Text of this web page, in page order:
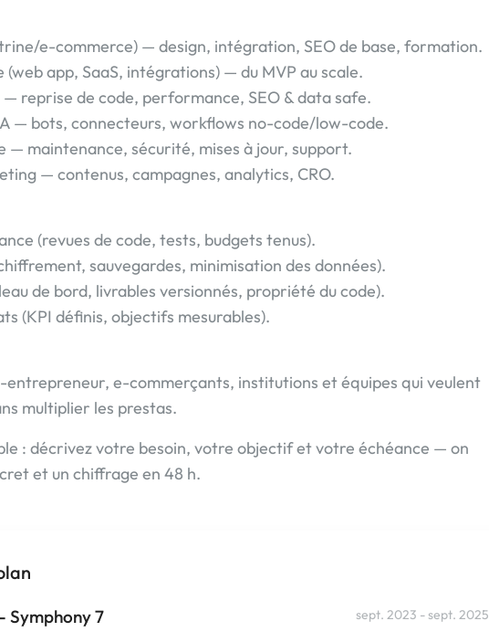
e-commerce) — design, intégration, SEO de base, formation.
app, SaaS, intégrations) — du MVP au scale.
reprise de code, performance, SEO & data safe.
— bots, connecteurs, workflows no-code/low-code.
— maintenance, sécurité, mises à jour, support.
— contenus, campagnes, analytics, CRO.
(revues de code, tests, budgets tenus).
sauvegardes, minimisation des données).
de bord, livrables versionnés, propriété du code).
(KPI définis, objectifs mesurables).
entrepreneur, e-commerçants, institutions et équipes qui veulent
multiplier les prestas.
: décrivez votre besoin, votre objectif et votre échéance — on
et un chiffrage en 48 h.
Symphony 7 sept. 2023 - sept. 2025